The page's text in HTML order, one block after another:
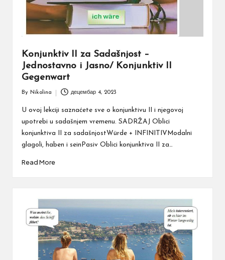
Konjunktiv II za Sadašnjost –
Jednostavno i Jasno/ Konjunktiv II
Gegenwart
by
By Nikolina децембар 4, 2023
U ovoj lekciji saznaćete sve o konjunktivu II i njegovoj
upotrebi u sadašnjem vremenu. SADRŽAJ Oblici
konjunktiva II za sadašnjostWürde + INFINITIVModalni
glagoli, haben i seinPasiv Oblici konjunktiva II za…
Read More